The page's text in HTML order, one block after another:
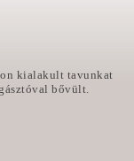
kialakult tavunkat
bővült.